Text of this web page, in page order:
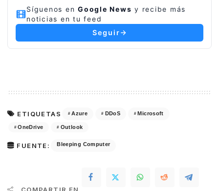
Síguenos en Google News y recibe más
noticias en tu feed
Seguir
ETIQUETAS Azure DDoS Microsoft
OneDrive Outlook
FUENTE: Bleeping Computer